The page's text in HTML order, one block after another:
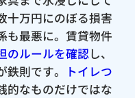
十万円にのぼる損害
も最悪に。賃貸物件
のルールを確認し、
則です。
トイレつ
的なものだけではな